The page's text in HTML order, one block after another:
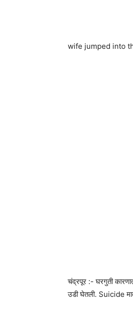
wife jumped into
चंद्रपूर :- घरगुती कारणातून
उडी घेतली. Suicide